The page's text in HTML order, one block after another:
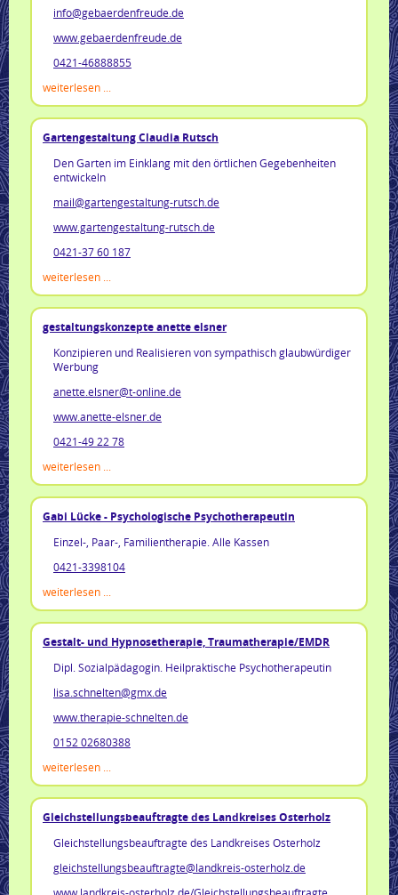
info@gebaerdenfreude.de
www.gebaerdenfreude.de
0421-46888855
weiterlesen ...
Gartengestaltung Claudia Rutsch
Den Garten im Einklang mit den örtlichen Gegebenheiten
entwickeln
mail@gartengestaltung-rutsch.de
www.gartengestaltung-rutsch.de
0421-37 60 187
weiterlesen ...
gestaltungskonzepte anette elsner
Konzipieren und Realisieren von sympathisch glaubwürdiger
Werbung
anette.elsner@t-online.de
www.anette-elsner.de
0421-49 22 78
weiterlesen ...
Gabi Lücke - Psychologische Psychotherapeutin
Einzel-, Paar-, Familientherapie. Alle Kassen
0421-3398104
weiterlesen ...
Gestalt- und Hypnosetherapie, Traumatherapie/EMDR
Dipl. Sozialpädagogin. Heilpraktische Psychotherapeutin
lisa.schnelten@gmx.de
www.therapie-schnelten.de
0152 02680388
weiterlesen ...
Gleichstellungsbeauftragte des Landkreises Osterholz
Gleichstellungsbeauftragte des Landkreises Osterholz
gleichstellungsbeauftragte@landkreis-osterholz.de
www.landkreis-osterholz.de/Gleichstellungsbeauftragte